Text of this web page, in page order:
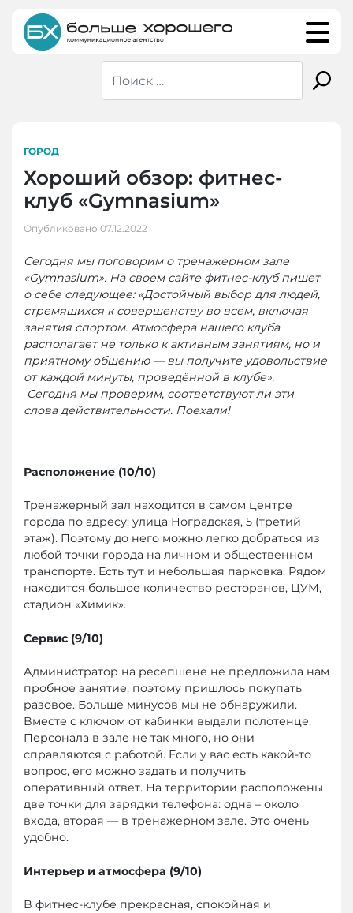
content
ГОРОД
Хороший обзор: фитнес-
клуб «Gymnasium»
Опубликовано 07.12.2022
Сегодня мы поговорим о тренажерном зале
«Gymnasium». На своем сайте фитнес-клуб пишет
о себе следующее: «Достойный выбор для людей,
стремящихся к совершенству во всем, включая
занятия спортом. Атмосфера нашего клуба
располагает не только к активным занятиям, но и
приятному общению — вы получите удовольствие
от каждой минуты, проведённой в клубе».
Сегодня мы проверим, соответствуют ли эти
слова действительности. Поехали!
Расположение (10/10)
Тренажерный зал находится в самом центре
города по адресу: улица Ноградская, 5 (третий
этаж). Поэтому до него можно легко добраться из
любой точки города на личном и общественном
транспорте. Есть тут и небольшая парковка. Рядом
находится большое количество ресторанов, ЦУМ,
стадион «Химик».
Сервис (9/10)
Администратор на ресепшене не предложила нам
пробное занятие, поэтому пришлось покупать
разовое. Больше минусов мы не обнаружили.
Вместе с ключом от кабинки выдали полотенце.
Персонала в зале не так много, но они
справляются с работой. Если у вас есть какой-то
вопрос, его можно задать и получить
оперативный ответ. На территории расположены
две точки для зарядки телефона: одна – около
входа, вторая — в тренажерном зале. Это очень
удобно.
Интерьер и атмосфера (9/10)
В фитнес-клубе прекрасная, спокойная и